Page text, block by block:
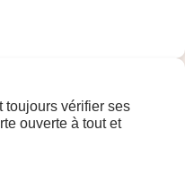
toujours vérifier ses
ouverte à tout et